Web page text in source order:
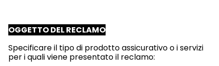
OGGETTO DEL RECLAMO
Specificare il tipo di prodotto assicurativo o i servizi
per i quali viene presentato il reclamo: